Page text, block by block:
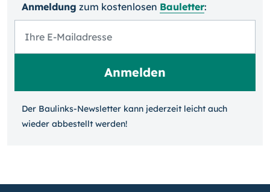
Anmeldung zum kosten­losen Bauletter:
Der Baulinks-Newsletter kann jeder­zeit leicht auch
wieder ab­bestellt werden!